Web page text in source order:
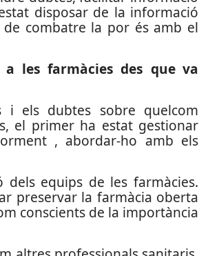
disposar de la informació
combatre la por és amb el
les farmàcies des que va
els dubtes sobre quelcom
el primer ha estat gestionar
, abordar-ho amb els
dels equips de les farmàcies.
preservar la farmàcia oberta
conscients de la importància